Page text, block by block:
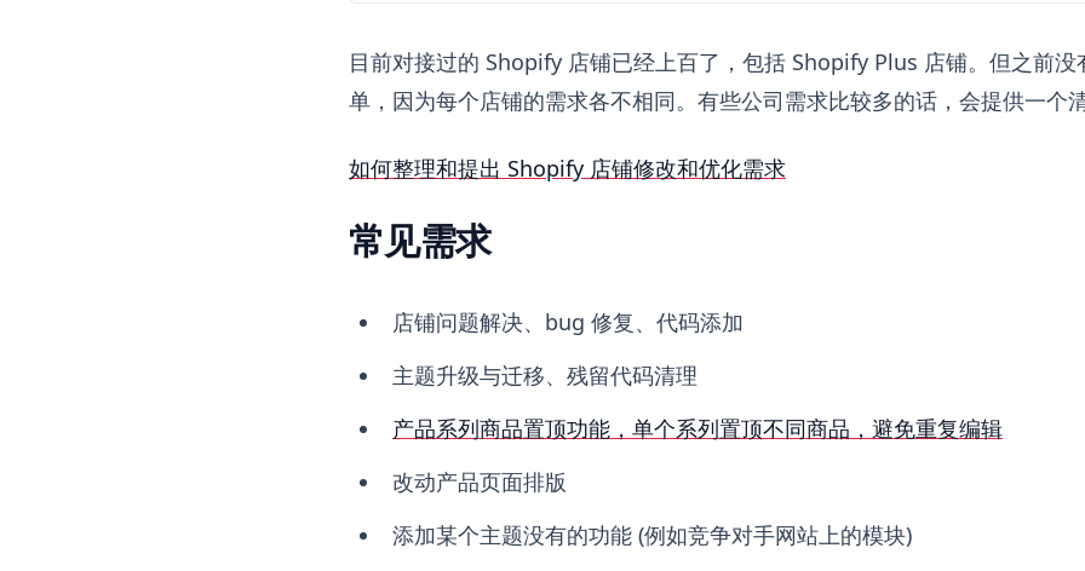
目前对接过的 Shopify 店铺已经上百了，包括 Shopify Plus 店铺。但之前没
单，因为每个店铺的需求各不相同。有些公司需求比较多的话，会提供一个
如何整理和提出 Shopify 店铺修改和优化需求
常见需求
店铺问题解决、bug 修复、代码添加
主题升级与迁移、残留代码清理
产品系列商品置顶功能，单个系列置顶不同商品，避免重复编辑
改动产品页面排版
添加某个主题没有的功能 (例如竞争对手网站上的模块)